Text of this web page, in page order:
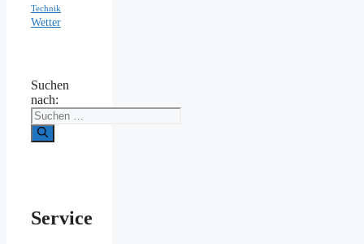
Technik
Wetter
Suchen
nach:
Service